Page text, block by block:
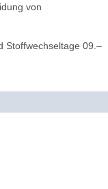
von
Stoffwechseltage 09.–